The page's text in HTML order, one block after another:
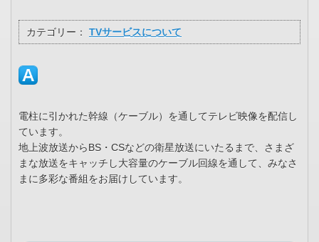
カテゴリー： TVサービスについて
電柱に引かれた幹線（ケーブル）を通してテレビ映像を配信し
ています。
地上波放送からBS・CSなどの衛星放送にいたるまで、さまざ
まな放送をキャッチし大容量のケーブル回線を通して、みなさ
まに多彩な番組をお届けしています。